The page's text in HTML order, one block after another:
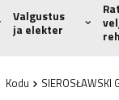
Valgustus
ja elekter
Kodu SIEROSŁAWSKI